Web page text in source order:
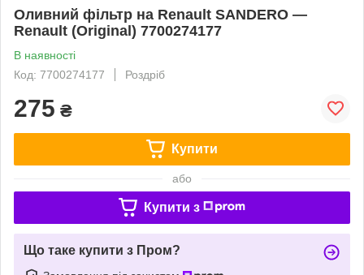
Оливний фільтр на Renault SANDERO —
Renault (Original) 7700274177
В наявності
Код: 7700274177
Роздріб
275 ₴
Купити
або
Купити з
Що таке купити з Пром?